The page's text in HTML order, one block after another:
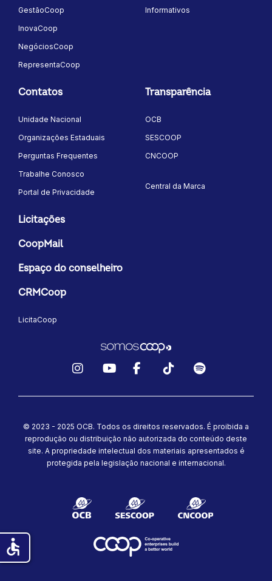
GestãoCoop
InovaCoop
NegóciosCoop
RepresentaCoop
Informativos
Contatos
Unidade Nacional
Organizações Estaduais
Perguntas Frequentes
Trabalhe Conosco
Portal de Privacidade
Transparência
OCB
SESCOOP
CNCOOP
Central da Marca
Licitações
CoopMail
Espaço do conselheiro
CRMCoop
LicitaCoop
© 2023 - 2025 OCB. Todos os direitos reservados. É proibida a
reprodução ou distribuição não autorizada do conteúdo deste
site. A propriedade intelectual dos materiais apresentados é
protegida pela legislação nacional e internacional.
accessible